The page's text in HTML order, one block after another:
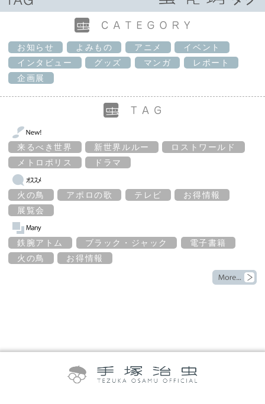
お知らせ よみもの アニメ
イベント
インタビュー
グッズ マンガ
レポート
企画展
来るべき世界 新世界ルルー
ロストワールド
メトロポリス
ドラマ
火の鳥 アポロの歌 テレビ
お得情報
展覧会
鉄腕アトム ブラック・ジャック
電子書籍
火の鳥
お得情報